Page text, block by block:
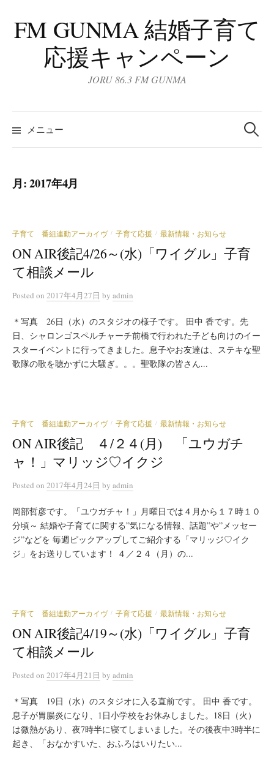
ン
テ
FM GUNMA 結婚子育て
応援キャンペーン
JORU 86.3 FM GUNMA
メニュー
検
索:
月:2017年4月
子育て 番組連動アーカイヴ / 子育て応援 / 最新情報・お知らせ
ON AIR後記4/26～(水)「ワイグル」子育
て相談メール
Posted on 2017年4月27日 by admin
＊写真 26日（水）のスタジオの様子です。 田中 香です。先
日、シャロンゴスペルチャーチ前橋で行われた子ども向けのイー
スターイベントに行ってきました。息子やお友達は、ステキな聖
歌隊の歌を聴かずに大騒ぎ。。。聖歌隊の皆さん...
子育て 番組連動アーカイヴ / 子育て応援 / 最新情報・お知らせ
ON AIR後記 ４/２４(月) 「ユウガチ
ャ！」マリッジ♡イクジ
Posted on 2017年4月24日 by admin
岡部哲彦です。「ユウガチャ！」月曜日では４月から１７時１０
分頃～ 結婚や子育てに関する”気になる情報、話題”や”メッセー
ジ”などを 毎週ピックアップしてご紹介する「マリッジ♡イク
ジ」をお送りしています！ ４／２４（月）の...
子育て 番組連動アーカイヴ / 子育て応援 / 最新情報・お知らせ
ON AIR後記4/19～(水)「ワイグル」子育
て相談メール
Posted on 2017年4月21日 by admin
＊写真 19日（水）のスタジオに入る直前です。 田中 香です。
息子が胃腸炎になり、1日小学校をお休みしました。18日（火）
は微熱があり、夜7時半に寝てしまいました。その後夜中3時半に
起き、「おなかすいた、おふろはいりたい...